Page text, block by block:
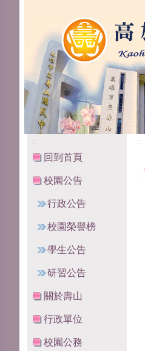
:::
回到首頁
校園公告
行政公告
校園榮譽榜
學生公告
研習公告
關於壽山
行政單位
校園公務
:::